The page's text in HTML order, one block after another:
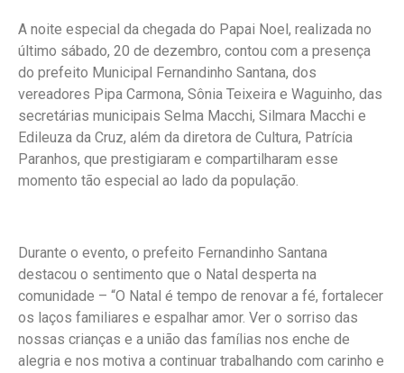
A noite especial da chegada do Papai Noel, realizada no
último sábado, 20 de dezembro, contou com a presença
do prefeito Municipal Fernandinho Santana, dos
vereadores Pipa Carmona, Sônia Teixeira e Waguinho, das
secretárias municipais Selma Macchi, Silmara Macchi e
Edileuza da Cruz, além da diretora de Cultura, Patrícia
Paranhos, que prestigiaram e compartilharam esse
momento tão especial ao lado da população.
Durante o evento, o prefeito Fernandinho Santana
destacou o sentimento que o Natal desperta na
comunidade – “O Natal é tempo de renovar a fé, fortalecer
os laços familiares e espalhar amor. Ver o sorriso das
nossas crianças e a união das famílias nos enche de
alegria e nos motiva a continuar trabalhando com carinho e